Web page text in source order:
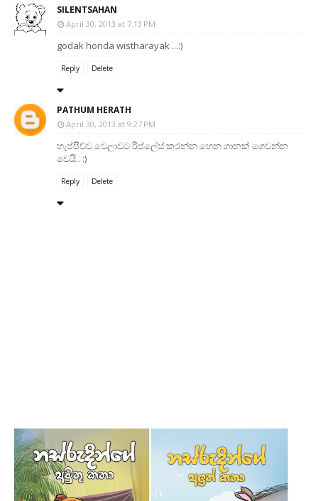
SILENTSAHAN
April 30, 2013 at 7:13 PM
godak honda wistharayak ...:)
Reply Delete
PATHUM HERATH
April 30, 2013 at 9:27 PM
හැප්පිච්ච වෙලාවට රිප්ලේස් කරන්න හෙන ගානක් ගෙවන්න
වෙයි.. :)
Reply Delete